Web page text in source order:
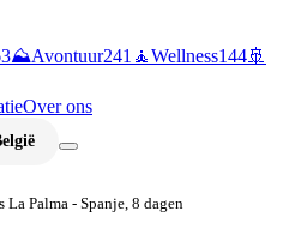
⛰️Avontuur241 🧘Wellness144🚢
Over ons
La Palma - Spanje, 8 dagen